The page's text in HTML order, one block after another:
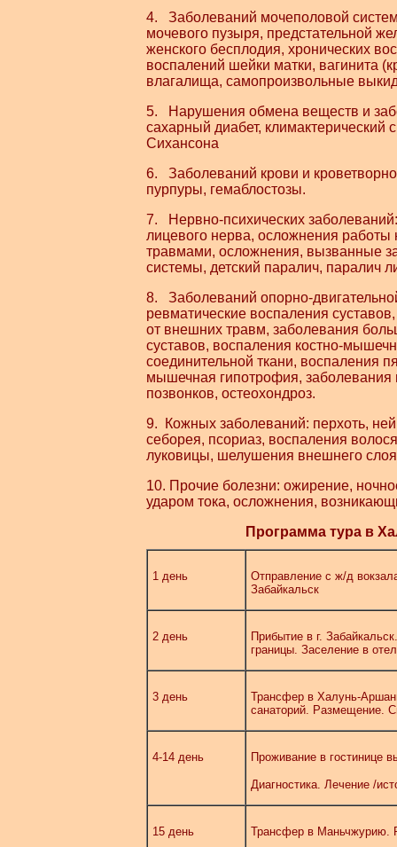
4. Заболеваний мочеполовой
мочевого пузыря, предстательной
женского бесплодия, хронических
воспалений шейки матки, вагинита
влагалища, самопроизвольные
5. Нарушения обмена веществ и
сахарный диабет, климактерический
Сихансона
6. Заболеваний крови и
пурпуры, гемаблостозы.
7. Нервно-психических
лицевого нерва, осложнения
травмами, осложнения, вызванные
системы, детский паралич, паралич
8. Заболеваний опорно-
ревматические воспаления
от внешних травм, заболевания
суставов, воспаления костно-
соединительной ткани, воспаления
мышечная гипотрофия,
позвонков, остеохондроз.
9. Кожных заболеваний: перхоть,
себорея, псориаз, воспаления
луковицы, шелушения внешнего
10. Прочие болезни: ожирение,
ударом тока, осложнения,
Программа тура в
1 день
Отправление с ж/д
Забайкальск
2 день
Прибытие в г.
границы. Заселение в
3 день
Трансфер в Халунь-
санаторий. Размещение.
4-14 день Проживание в гостинице
Диагностика. Лечение /
15 день Трансфер в Маньчжурию.